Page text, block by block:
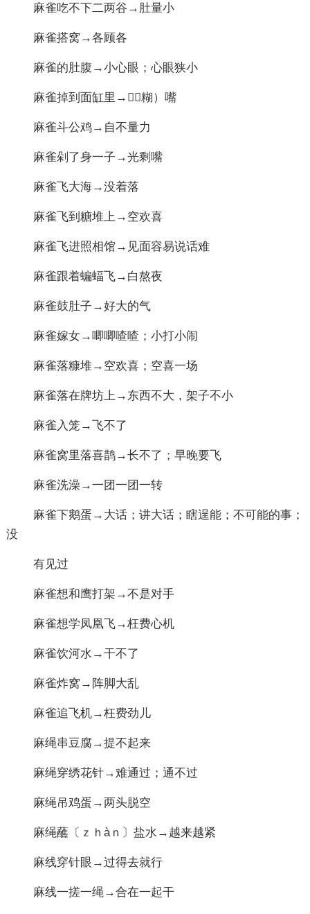
麻雀吃不下二两谷→肚量小
麻雀搭窝→各顾各
麻雀的肚腹→小心眼；心眼狭小
麻雀掉到面缸里→（糊）嘴
麻雀斗公鸡→自不量力
麻雀剁了身一子→光剩嘴
麻雀飞大海→没着落
麻雀飞到糖堆上→空欢喜
麻雀飞进照相馆→见面容易说话难
麻雀跟着蝙蝠飞→白熬夜
麻雀鼓肚子→好大的气
麻雀嫁女→唧唧喳喳；小打小闹
麻雀落糠堆→空欢喜；空喜一场
麻雀落在牌坊上→东西不大，架子不小
麻雀入笼→飞不了
麻雀窝里落喜鹊→长不了；早晚要飞
麻雀洗澡→一团一团一转
麻雀下鹅蛋→大话；讲大话；瞎逞能；不可能的事；
没
有见过
麻雀想和鹰打架→不是对手
麻雀想学凤凰飞→枉费心机
麻雀饮河水→干不了
麻雀炸窝→阵脚大乱
麻雀追飞机→枉费劲儿
麻绳串豆腐→提不起来
麻绳穿绣花针→难通过；通不过
麻绳吊鸡蛋→两头脱空
麻绳蘸〔ｚｈàｎ〕盐水→越来越紧
麻线穿针眼→过得去就行
麻线一搓一绳→合在一起干